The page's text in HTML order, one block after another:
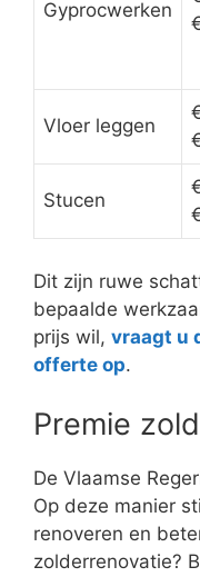
Gyprocwerken
Vloer leggen
Stucen
Dit zijn ruwe
bepaalde
prijs wil, vraagt u
offerte op.
Premie
De Vlaamse
Op deze manier
renoveren en
zolderrenovatie?